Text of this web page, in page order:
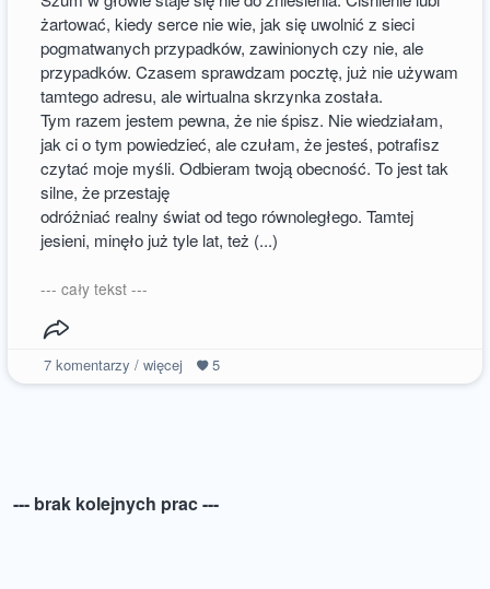
żartować, kiedy serce nie wie, jak się uwolnić z sieci
pogmatwanych przypadków, zawinionych czy nie, ale
przypadków. Czasem sprawdzam pocztę, już nie używam
tamtego adresu, ale wirtualna skrzynka została.
Tym razem jestem pewna, że nie śpisz. Nie wiedziałam,
jak ci o tym powiedzieć, ale czułam, że jesteś, potrafisz
czytać moje myśli. Odbieram twoją obecność. To jest tak
silne, że przestaję
odróżniać realny świat od tego równoległego. Tamtej
jesieni, minęło już tyle lat, też (...)
--- cały tekst ---
7komentarzy / więcej 5
--- brak kolejnych prac ---